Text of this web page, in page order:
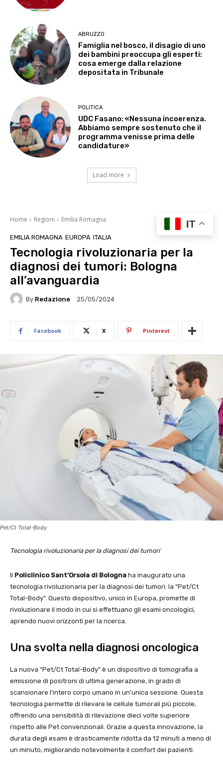
ABRUZZO
Famiglia nel bosco, il disagio di uno
dei bambini preoccupa gli esperti:
cosa emerge dalla relazione
depositata in Tribunale
POLITICA
UDC Fasano: «Nessuna incoerenza.
Abbiamo sempre sostenuto che il
programma venisse prima delle
candidature»
Load more